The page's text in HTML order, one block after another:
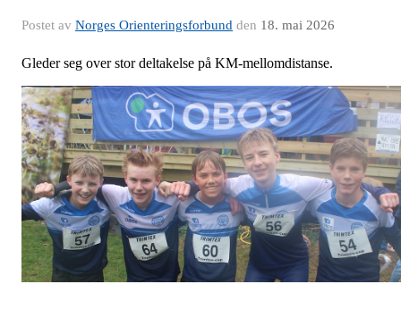
Postet av Norges Orienteringsforbund den 18. mai 2026
Gleder seg over stor deltakelse på KM-mellomdistanse.